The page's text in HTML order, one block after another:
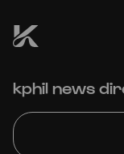
Carmina
kphil news